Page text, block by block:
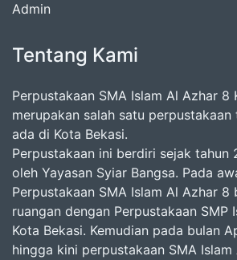
Admin
Tentang Kami
Perpustakaan SMA Islam Al Azhar 8
merupakan salah satu
ada di Kota Bekasi.
Perpustakaan ini berdiri sejak tahun
oleh Yayasan Syiar Bangsa. Pada
Perpustakaan SMA Islam Al Azhar 8
ruangan dengan Perpustakaan SMP
Kota Bekasi. Kemudian pada bulan
hingga kini perpustakaan SMA